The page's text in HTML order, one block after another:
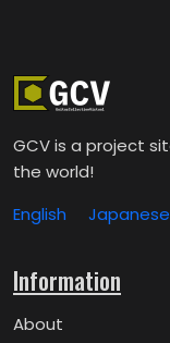
GCV is a project
the world!
English
Japanese
Information
About